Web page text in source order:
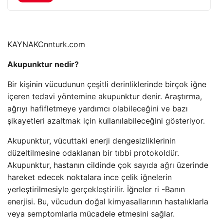
KAYNAKCnnturk.com
Akupunktur nedir?
Bir kişinin vücudunun çeşitli derinliklerinde birçok iğne
içeren tedavi yöntemine akupunktur denir. Araştırma,
ağrıyı hafifletmeye yardımcı olabileceğini ve bazı
şikayetleri azaltmak için kullanılabileceğini gösteriyor.
Akupunktur, vücuttaki enerji dengesizliklerinin
düzeltilmesine odaklanan bir tıbbi protokoldür.
Akupunktur, hastanın cildinde çok sayıda ağrı üzerinde
hareket edecek noktalara ince çelik iğnelerin
yerleştirilmesiyle gerçekleştirilir. İğneler ri -Banın
enerjisi. Bu, vücudun doğal kimyasallarının hastalıklarla
veya semptomlarla mücadele etmesini sağlar.